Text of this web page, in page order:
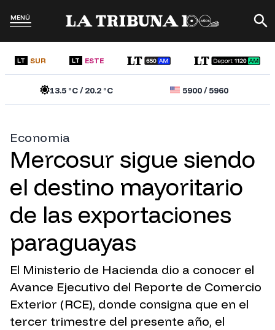
MENÚ
LT SUR LT ESTE
13.5°C /20.2°C 5900/5960
Economia
Mercosur sigue siendo
el destino mayoritario
de las exportaciones
paraguayas
El Ministerio de Hacienda dio a conocer el
Avance Ejecutivo del Reporte de Comercio
Exterior (RCE), donde consigna que en el
tercer trimestre del presente año, el